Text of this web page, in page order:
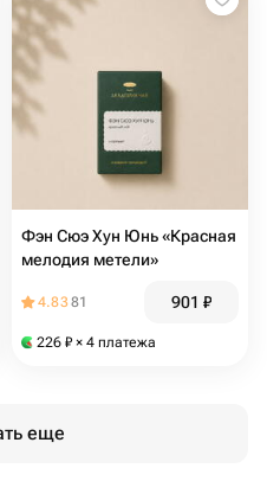
Фэн Сюэ Хун Юнь «Красная
мелодия метели»
4.8381 901 ₽
226 ₽ × 4 платежа
еще